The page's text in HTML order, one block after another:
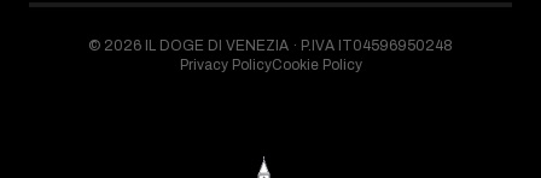
© 2026 IL DOGE DI VENEZIA · P.IVA IT04596950248
Privacy PolicyCookie Policy